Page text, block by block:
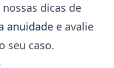
dicas de
anuidade e avalie
seu caso.